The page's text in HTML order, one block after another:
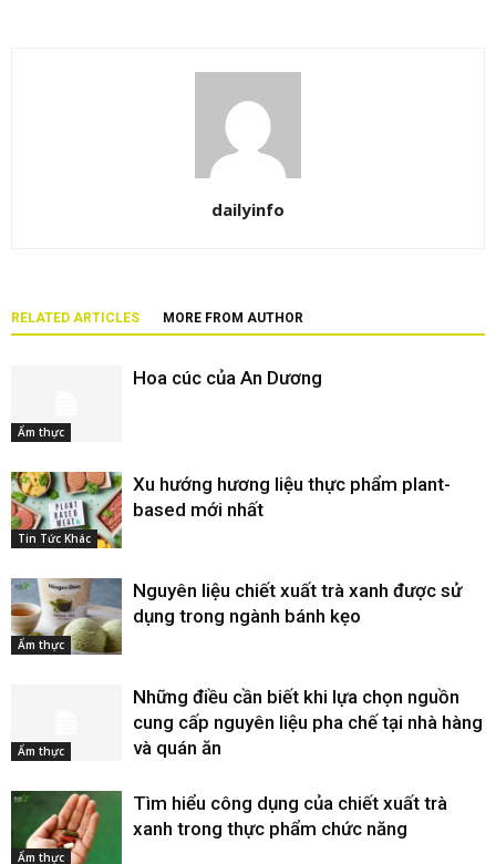
dailyinfo
RELATED ARTICLES MORE FROM AUTHOR
Ẩm thực
Hoa cúc của An Dương
Tin Tức Khác
Xu hướng hương liệu thực phẩm plant-
based mới nhất
Ẩm thực
Nguyên liệu chiết xuất trà xanh được sử
dụng trong ngành bánh kẹo
Ẩm thực
Những điều cần biết khi lựa chọn nguồn
cung cấp nguyên liệu pha chế tại nhà hàng
và quán ăn
Ẩm thực
Tìm hiểu công dụng của chiết xuất trà
xanh trong thực phẩm chức năng